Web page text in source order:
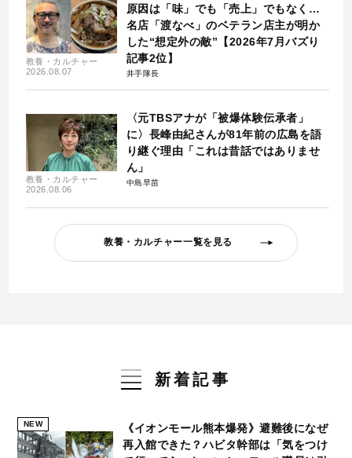
教養・カルチャー
2026.08.07
原因は「味」でも「売上」でもなく…
名店「渡なべ」のベテラン店主が明か
した“想定外の敵”【2026年7月バズり
記事2位】
井手隊長
教養・カルチャー
2026.08.06
〈元TBSアナが「被爆体験伝承者」
に〉長峰由紀さんが81年前の広島を語
り継ぐ理由「これは昔話ではありませ
ん」
中島早苗
教養・カルチャー一覧を見る
新着記事
NEW
《イオンモール熊本爆発》避難後になぜ
再入館できた？ハビタ幹部は「気をつけ